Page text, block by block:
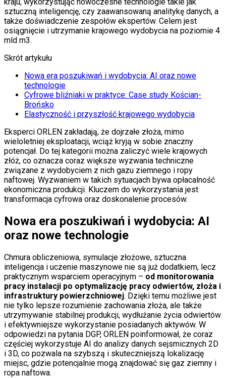
sztuczną inteligencję, czy zaawansowaną analitykę danych, a
także doświadczenie zespołów ekspertów. Celem jest
osiągnięcie i utrzymanie krajowego wydobycia na poziomie 4
mld m3.
Skrót artykułu
Nowa era poszukiwań i wydobycia: AI oraz nowe
technologie
Cyfrowe bliźniaki w praktyce: Case study Kościan-
Brońsko
Elastyczność i przyszłość krajowego wydobycia
Eksperci ORLEN zakładają, że dojrzałe złoża, mimo
wieloletniej eksploatacji, wciąż kryją w sobie znaczny
potencjał. Do tej kategorii można zaliczyć wiele krajowych
złóż, co oznacza coraz większe wyzwania techniczne
związane z wydobyciem z nich gazu ziemnego i ropy
naftowej. Wyzwaniem w takich sytuacjach bywa opłacalność
ekonomiczna produkcji. Kluczem do wykorzystania jest
transformacja cyfrowa oraz doskonalenie procesów.
Nowa era poszukiwań i wydobycia: AI
oraz nowe technologie
Chmura obliczeniowa, symulacje złożowe, sztuczna
inteligencja i uczenie maszynowe nie są już dodatkiem, lecz
praktycznym wsparciem operacyjnym – od monitorowania
pracy instalacji po optymalizację pracy odwiertów, złoża i
infrastruktury powierzchniowej. Dzięki temu możliwe jest
nie tylko lepsze rozumienie zachowania złoża, ale także
utrzymywanie stabilnej produkcji, wydłużanie życia odwiertów
i efektywniejsze wykorzystanie posiadanych aktywów. W
odpowiedzi na pytania DGP, ORLEN poinformował, że coraz
częściej wykorzystuje AI do analizy danych sejsmicznych 2D
i 3D, co pozwala na szybszą i skuteczniejszą lokalizację
miejsc, gdzie potencjalnie mogą znajdować się gaz ziemny i
ropa naftowa.